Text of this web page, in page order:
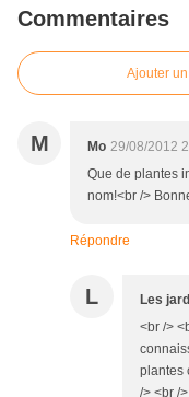
Commentaires
Ajouter
M Mo 29/08/2012
Que de plantes
nom!<br />
Répondre
L Les
<br />
plantes
/> <br />